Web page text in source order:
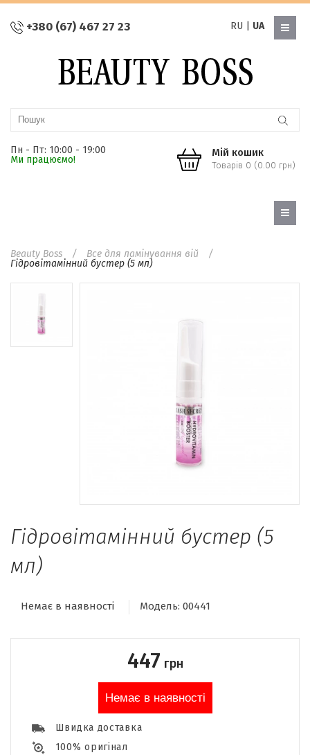
+380 (67) 467 27 23 RU UA
Пн - Пт: 10:00 - 19:00
Ми працюємо!
Мій кошик
Товарів 0 (0.00 грн)
Beauty Boss
Все для ламінування вій
Гідровітамінний бустер (5 мл)
Гідровітамінний бустер (5
мл)
Немає в наявності Модель: 00441
447 грн
Немає в наявності
Швидка доставка
100% оригінал